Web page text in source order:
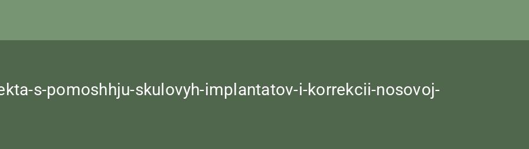
s-pomoshhju-skulovyh-implantatov-i-korrekcii-nosovoj-